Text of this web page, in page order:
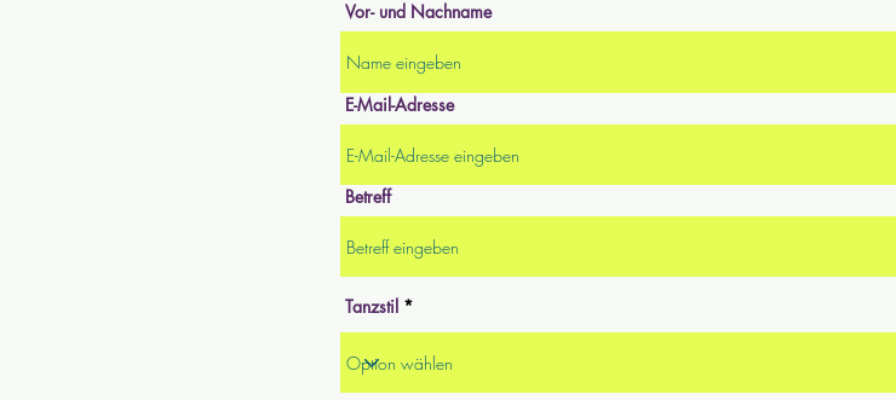
Vor- und Nachname
E-Mail-Adresse
Betreff
Tanzstil